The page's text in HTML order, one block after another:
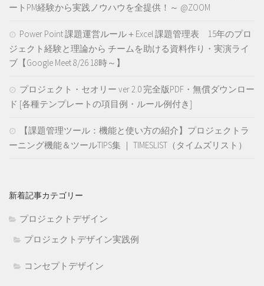
ートPM経験から実践ノウハウを全提供！～ @ZOOM
Power Point 課題運営ルール＋Excel 課題管理表 15年のプロ
ジェクト経験と理論から チームを助ける資料作り・実演ライ
ブ【Google Meet 8/26 18時～】
プロジェクト・セオリー ver 2.0 完全版PDF・無償ダウンロー
ド [各種テンプレートの項目例・ルール例付き]
【課題管理ツール：機能と使い方の紹介】プロジェクトラ
ーニング機能＆ツールTIPS集 ｜ TIMESLIST（タイムズリスト）
新着記事カテゴリー
プロジェクトデザイン
プロジェクトデザイン実践例
コンセプトデザイン